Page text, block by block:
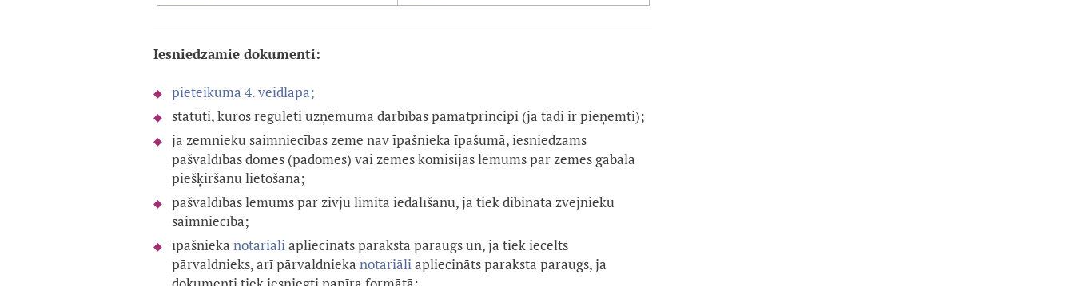
Iesniedzamie dokumenti:
pieteikuma 4. veidlapa;
statūti, kuros regulēti uzņēmuma darbības pamatprincipi (ja tādi ir pieņemti);
ja zemnieku saimniecības zeme nav īpašnieka īpašumā, iesniedzams
pašvaldības domes (padomes) vai zemes komisijas lēmums par zemes gabala
piešķiršanu lietošanā;
pašvaldības lēmums par zivju limita iedalīšanu, ja tiek dibināta zvejnieku
saimniecība;
īpašnieka notariāliapliecināts paraksta paraugs un, ja tiek iecelts
pārvaldnieks, arī pārvaldnieka notariāliapliecināts paraksta paraugs, ja